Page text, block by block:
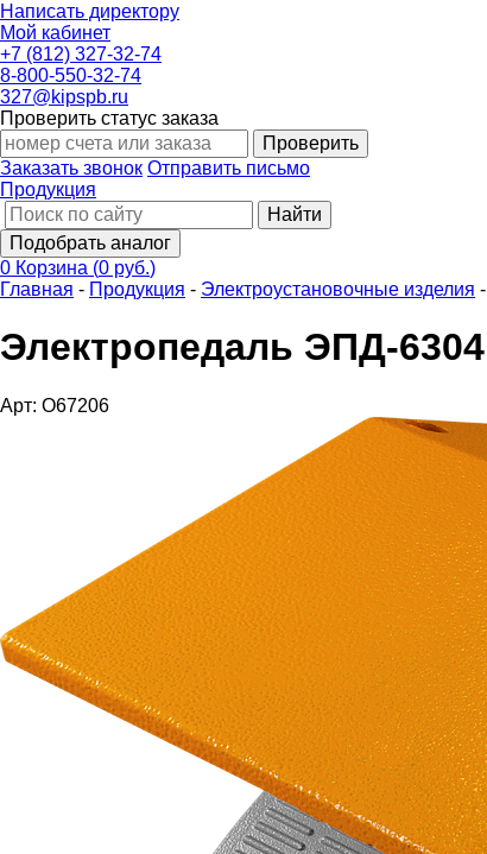
Написать директору
Мой кабинет
+7 (812) 327-32-74
8-800-550-32-74
327@kipspb.ru
Проверить статус заказа
Проверить
Заказать звонок Отправить письмо
Продукция
Найти
Подобрать аналог
0 Корзина (0 руб.)
Главная - Продукция - Электроустановочные изделия -
Электропедаль ЭПД-6304
Арт: O67206